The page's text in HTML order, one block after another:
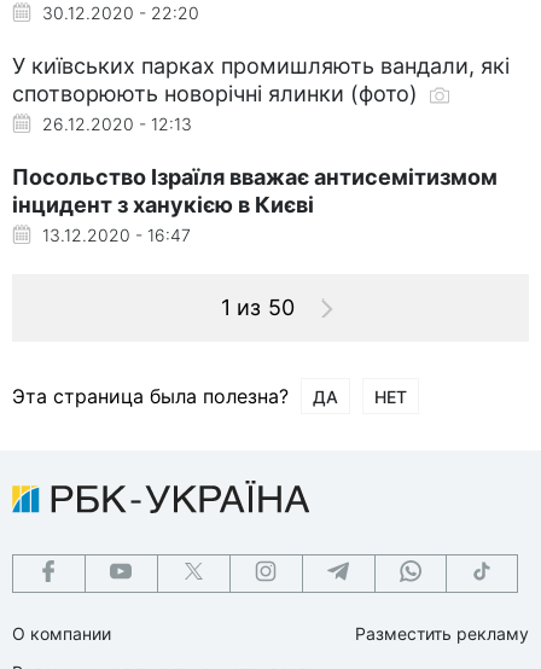
30.12.2020 - 22:20
У київських парках промишляють вандали, які
спотворюють новорічні ялинки (фото)
26.12.2020 - 12:13
Посольство Ізраїля вважає антисемітизмом
інцидент з ханукією в Києві
13.12.2020 - 16:47
1 из 50
Эта страница была полезна? ДА НЕТ
О компании
Разместить рекламу